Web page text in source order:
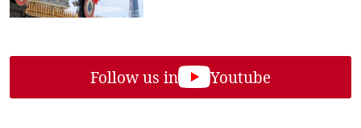
Follow us in Youtube